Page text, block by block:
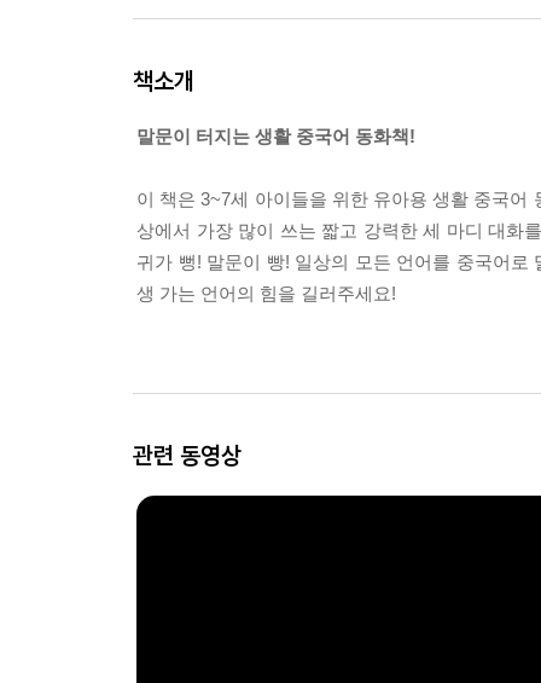
책소개
말문이 터지는 생활 중국어 동화책!
이 책은 3~7세 아이들을 위한 유아용 생활 중국
상에서 가장 많이 쓰는 짧고 강력한 세 마디 대화
귀가 뻥! 말문이 빵! 일상의 모든 언어를 중국어
생 가는 언어의 힘을 길러주세요!
관련 동영상